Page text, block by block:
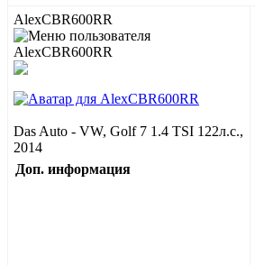
AlexCBR600RR
Das Auto - VW, Golf 7 1.4 TSI 122л.с.,
2014
Доп. информация